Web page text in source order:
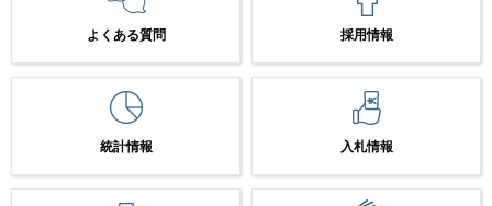
よくある質問 採用情報
統計情報 入札情報